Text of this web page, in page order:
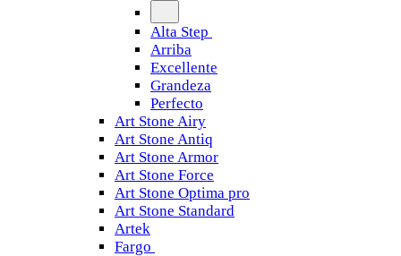
Alta Step
Arriba
Excellente
Grandeza
Perfecto
Art Stone Airy
Art Stone Antiq
Art Stone Armor
Art Stone Force
Art Stone Optima pro
Art Stone Standard
Artek
Fargo